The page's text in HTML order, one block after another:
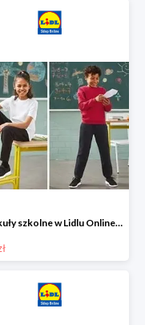
Artykuły szkolne w Lidlu Online od 8,99 zł